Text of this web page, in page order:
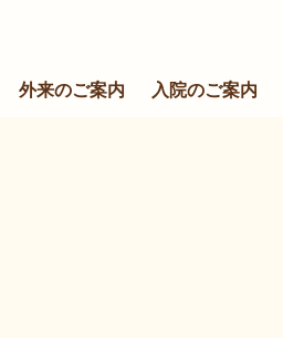
外来のご案内 入院のご案内